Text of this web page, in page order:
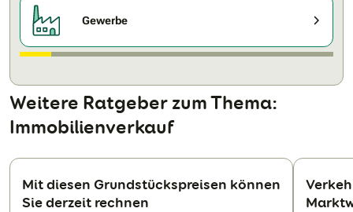
Gewerbe
Weitere Ratgeber zum Thema:
Immobilienverkauf
Mit diesen Grundstückspreisen können
Sie derzeit rechnen